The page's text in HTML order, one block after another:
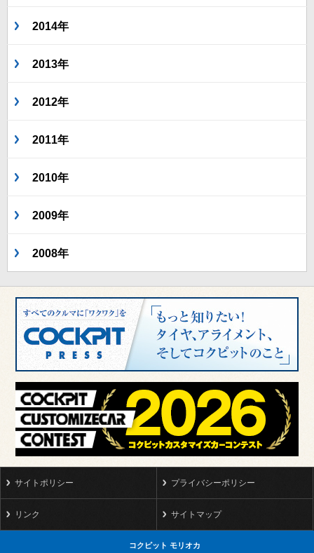
2014年
2013年
2012年
2011年
2010年
2009年
2008年
サイトポリシー プライバシーポリシー
リンク サイトマップ
コクピット モリオカ